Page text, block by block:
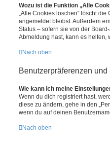
Wozu ist die Funktion „Alle
„Alle Cookies löschen“ löscht
angemeldet bleibst. Außerdem
Status – sofern sie von der
Abmeldung hast, kann es helfen,
Nach oben
Benutzerpräferenzen
Wie kann ich meine
Wenn du dich registriert hast,
diese zu ändern, gehe in den
wenn du auf deinen
Nach oben